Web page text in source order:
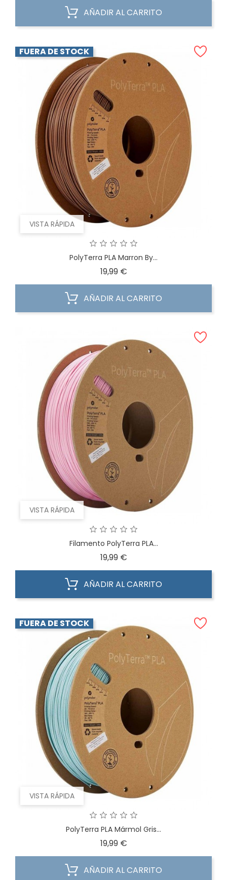
AÑADIR AL CARRITO
VISTA RÁPIDA
FUERA DE STOCK
PolyTerra PLA Marron By...
19,99 €Precio
AÑADIR AL CARRITO
VISTA RÁPIDA
Filamento PolyTerra PLA...
19,99 €Precio
AÑADIR AL CARRITO
VISTA RÁPIDA
FUERA DE STOCK
PolyTerra PLA Mármol Gris...
19,99 €Precio
AÑADIR AL CARRITO